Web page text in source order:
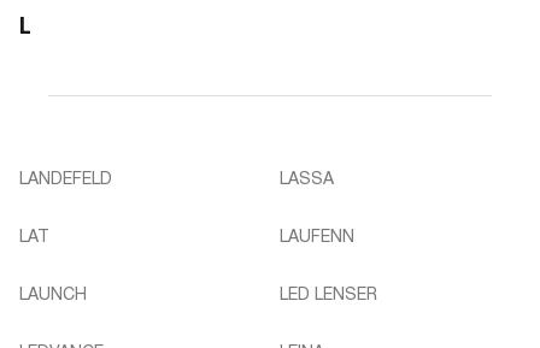
L
LANDEFELD LASSA
LAT LAUFENN
LAUNCH LED LENSER